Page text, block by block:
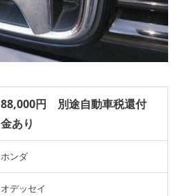
88,000円 別途自動車税還付
金あり
ホンダ
オデッセイ